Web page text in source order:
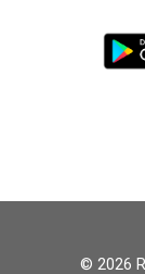
© 2026